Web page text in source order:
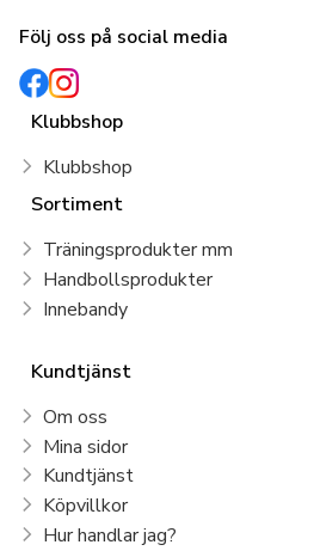
Följ oss på social media
Klubbshop
Klubbshop
Sortiment
Träningsprodukter mm
Handbollsprodukter
Innebandy
Kundtjänst
Om oss
Mina sidor
Kundtjänst
Köpvillkor
Hur handlar jag?